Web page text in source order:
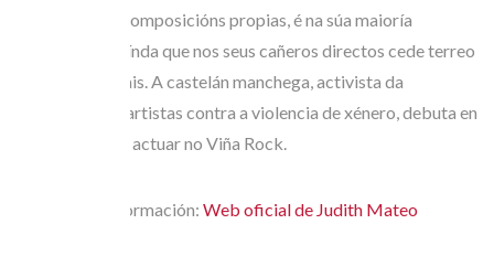
tradicionais e composicións propias, é na súa maioría
instrumental, aínda que nos seus cañeros directos cede terreo
aos temas vocais. A castelán manchega, activista da
Asociación de artistas contra a violencia de xénero, debuta en
Ortigueira tras actuar no Viña Rock.
Máis Información: Web oficial de Judith Mateo